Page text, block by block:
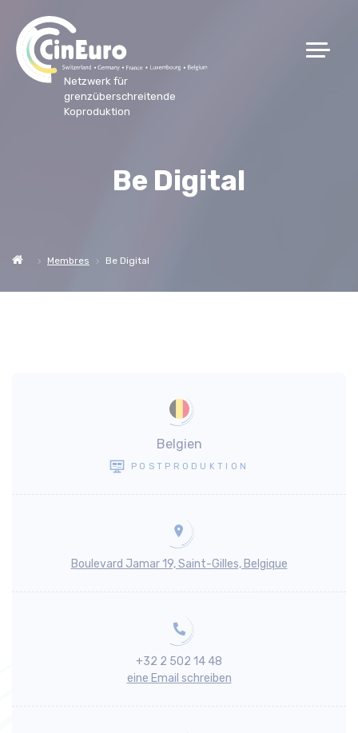
Netzwerk für
grenzüberschreitende
Koproduktion
Be Digital
Membres Be Digital
Belgien
POSTPRODUKTION
Boulevard Jamar 19, Saint-Gilles, Belgique
+32 2 502 14 48
eine Email schreiben